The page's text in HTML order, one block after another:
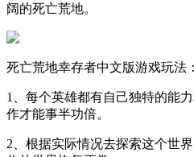
阔的死亡荒地。
死亡荒地幸存者中文版游戏玩法：
1、每个英雄都有自己独特的能
作才能事半功倍。
2、根据实际情况去探索这个世